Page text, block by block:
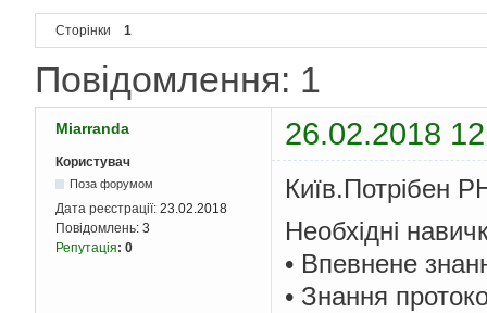
Сторінки 1
Повідомлення: 1
Miarranda 26.02.2018
Користувач
Поза форумом
Дата реєстрації: 23.02.2018
Повідомлень: 3
Репутація: 0
Київ.Потрібен
Необхідні
• Впевнене
• Знання